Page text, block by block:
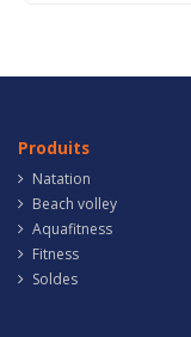
Produits
Natation
Beach volley
Aquafitness
Fitness
Soldes